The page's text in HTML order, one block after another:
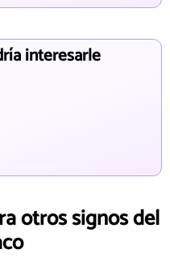
interesarle
otros signos del